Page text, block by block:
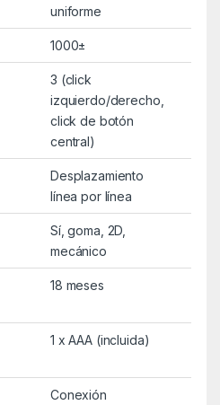
uniforme
1000±
3 (click
izquierdo/derecho,
click de botón
central)
Desplazamiento
línea por línea
Sí, goma, 2D,
mecánico
18 meses
1 x AAA (incluida)
Conexión